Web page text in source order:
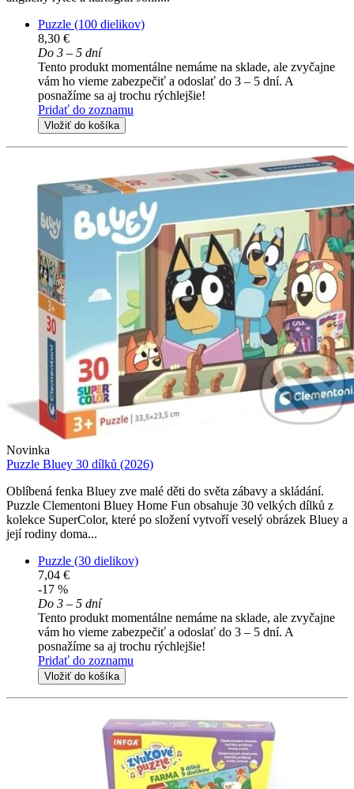
Puzzle (100 dielikov)
8,30 €
Do 3 – 5 dní
Tento produkt momentálne nemáme na sklade, ale zvyčajne
vám ho vieme zabezpečiť a odoslať do 3 – 5 dní. A
posnažíme sa aj trochu rýchlejšie!
Pridať do zoznamu
Vložiť do košíka
Novinka
Puzzle Bluey 30 dílků (2026)
Oblíbená fenka Bluey zve malé děti do světa zábavy a skládání.
Puzzle Clementoni Bluey Home Fun obsahuje 30 velkých dílků z
kolekce SuperColor, které po složení vytvoří veselý obrázek Bluey a
její rodiny doma...
Puzzle (30 dielikov)
7,04 €
-17 %
Do 3 – 5 dní
Tento produkt momentálne nemáme na sklade, ale zvyčajne
vám ho vieme zabezpečiť a odoslať do 3 – 5 dní. A
posnažíme sa aj trochu rýchlejšie!
Pridať do zoznamu
Vložiť do košíka